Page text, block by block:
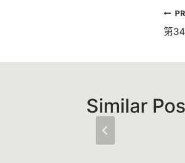
第
Similar